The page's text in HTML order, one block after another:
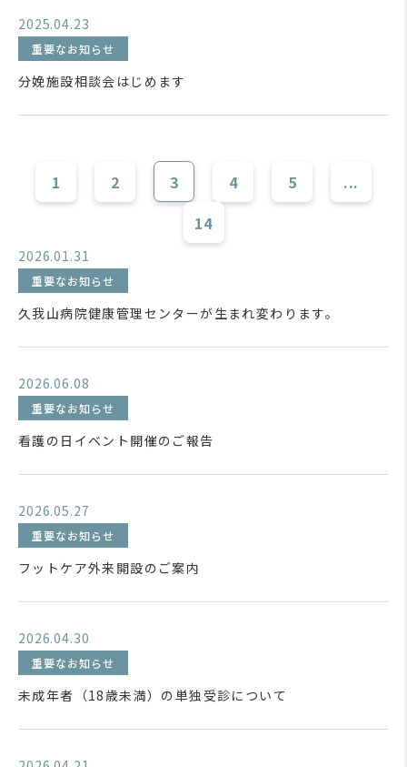
2025.04.23
重要なお知らせ
分娩施設相談会はじめます
1 2 3 4 5
...
14
2026.01.31
重要なお知らせ
久我山病院健康管理センターが生まれ変わります。
2026.06.08
重要なお知らせ
看護の日イベント開催のご報告
2026.05.27
重要なお知らせ
フットケア外来開設のご案内
2026.04.30
重要なお知らせ
未成年者（18歳未満）の単独受診について